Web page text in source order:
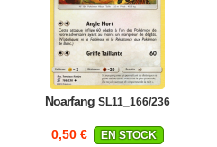
Noarfang SL11_166/236
0,50 € EN STOCK